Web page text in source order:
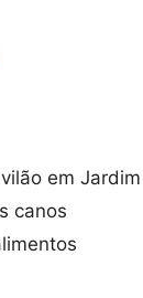
em
canos